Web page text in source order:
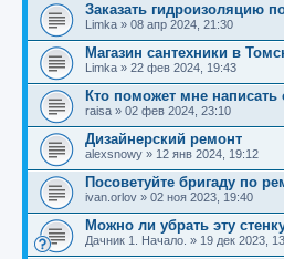
Заказать гидроизоляцию
Limka » 08 апр 2024, 21:30
Магазин сантехники в
Limka » 22 фев 2024, 19:43
Кто поможет мне написать
raisa » 02 фев 2024, 23:10
Дизайнерский ремонт
alexsnowy » 12 янв 2024, 19:12
Посоветуйте бригаду по
ivan.orlov » 02 ноя 2023, 19:40
Можно ли убрать эту
Дачник 1. Начало. » 19 дек 2023,